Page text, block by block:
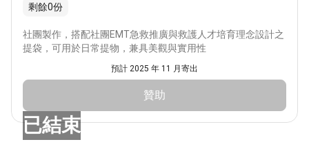
剩餘0份
社團製作，搭配社團EMT急救推廣與救護人才培育理念設計之
提袋，可用於日常提物，兼具美觀與實用性
預計 2025 年 11 月寄出
贊助